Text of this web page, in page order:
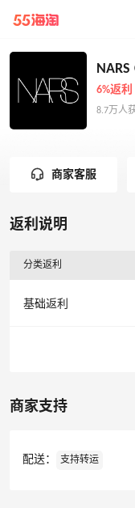
带你去官网买正品
6%返利
8.7万人
商家客服
返利说明
分类返利
基础返利
商家支持
配送： 支持转运